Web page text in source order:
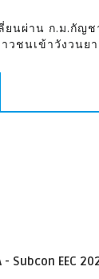
ยนผ่าน ก.ม.กัญ
วชนเข้าวังวนย
- Subcon EEC